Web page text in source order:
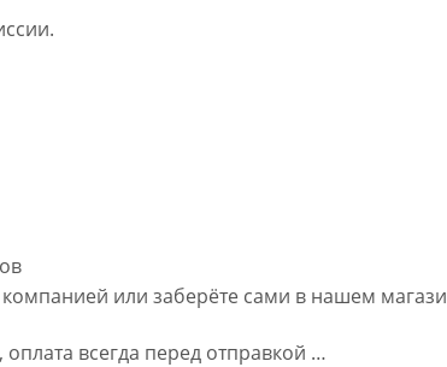
или заберёте сами в нашем
всегда перед отправкой …